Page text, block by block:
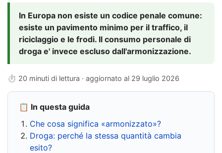
In Europa non esiste un codice penale comune:
esiste un pavimento minimo per il traffico, il
riciclaggio e le frodi. Il consumo personale di
droga e' invece escluso dall'armonizzazione.
⏱ 20 minuti di lettura · aggiornato al 29 luglio 2026
📋 In questa guida
Che cosa significa «armonizzato»?
Droga: perché la stessa quantità cambia
esito?